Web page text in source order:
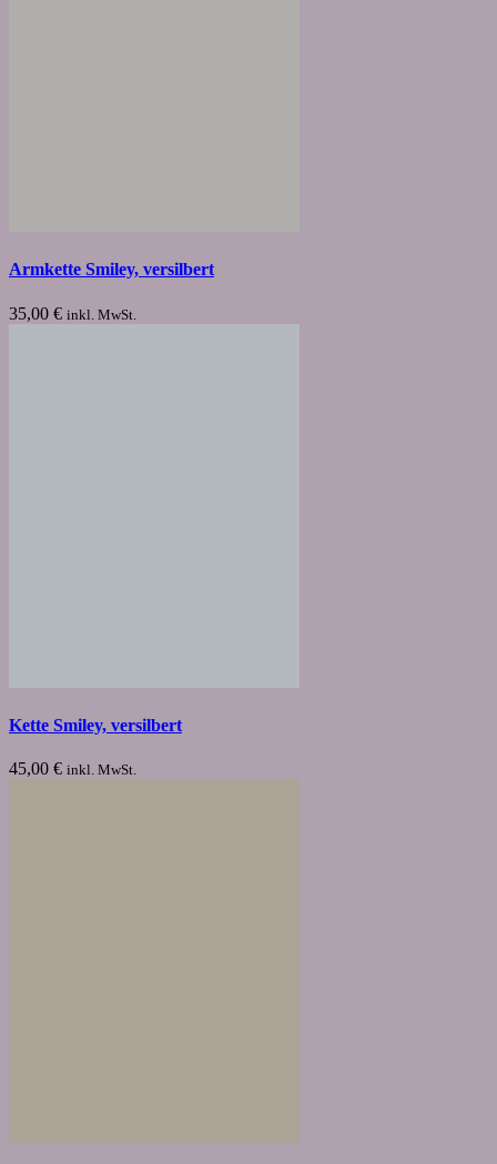
Armkette Smiley, versilbert
35,00 € inkl. MwSt.
Kette Smiley, versilbert
45,00 € inkl. MwSt.